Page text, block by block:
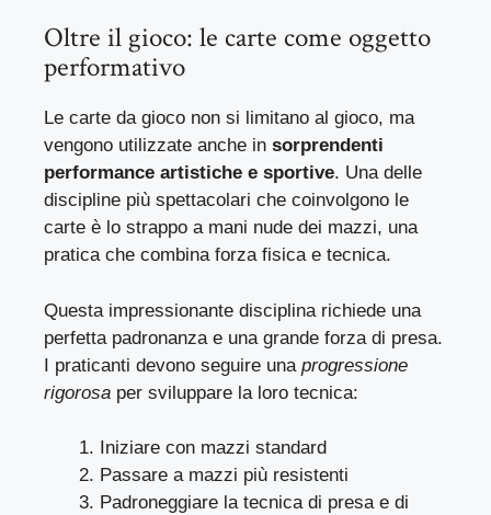
Oltre il gioco: le carte come oggetto
performativo
Le carte da gioco non si limitano al gioco, ma
vengono utilizzate anche in sorprendenti
performance artistiche e sportive. Una delle
discipline più spettacolari che coinvolgono le
carte è lo strappo a mani nude dei mazzi, una
pratica che combina forza fisica e tecnica.
Questa impressionante disciplina richiede una
perfetta padronanza e una grande forza di presa.
I praticanti devono seguire una progressione
rigorosa per sviluppare la loro tecnica:
Iniziare con mazzi standard
Passare a mazzi più resistenti
Padroneggiare la tecnica di presa e di